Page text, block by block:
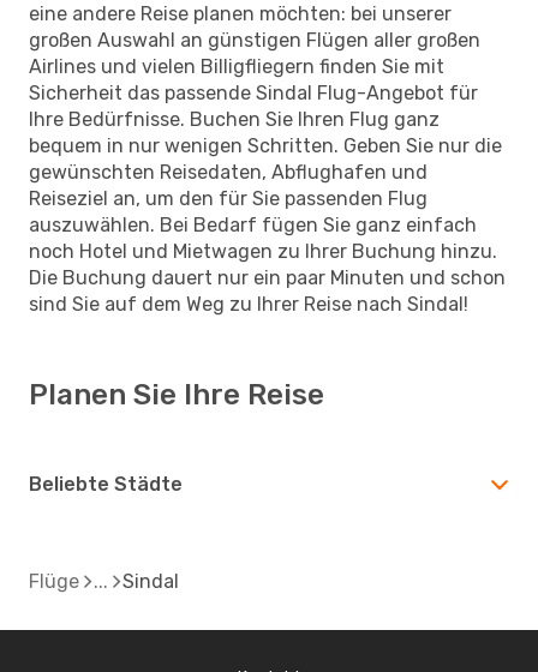
eine andere Reise planen möchten: bei unserer
großen Auswahl an günstigen Flügen aller großen
Airlines und vielen Billigfliegern finden Sie mit
Sicherheit das passende Sindal Flug-Angebot für
Ihre Bedürfnisse. Buchen Sie Ihren Flug ganz
bequem in nur wenigen Schritten. Geben Sie nur die
gewünschten Reisedaten, Abflughafen und
Reiseziel an, um den für Sie passenden Flug
auszuwählen. Bei Bedarf fügen Sie ganz einfach
noch Hotel und Mietwagen zu Ihrer Buchung hinzu.
Die Buchung dauert nur ein paar Minuten und schon
sind Sie auf dem Weg zu Ihrer Reise nach Sindal!
Planen Sie Ihre Reise
Beliebte Städte
Flüge Sindal